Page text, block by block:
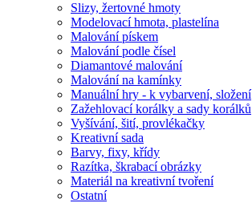
Slizy, žertovné hmoty
Modelovací hmota, plastelína
Malování pískem
Malování podle čísel
Diamantové malování
Malování na kamínky
Manuální hry - k vybarvení, složení
Zažehlovací korálky a sady korálků
Vyšívání, šití, provlékačky
Kreativní sada
Barvy, fixy, křídy
Razítka, škrabací obrázky
Materiál na kreativní tvoření
Ostatní